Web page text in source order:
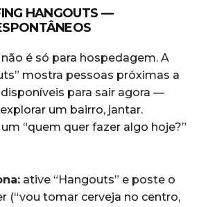
HANGOUTS —
é só para hospedagem. A
mostra pessoas próximas a
para sair agora —
um bairro, jantar.
“quem quer fazer algo hoje?”
ative “Hangouts” e poste o
(“vou tomar cerveja no centro,